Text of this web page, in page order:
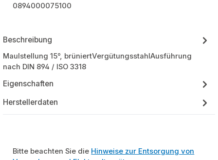
0894000075100
Beschreibung
Maulstellung 15°, brüniertVergütungsstahlAusführung
nach DIN 894 / ISO 3318
Eigenschaften
Herstellerdaten
Bitte beachten Sie die Hinweise zur Entsorgung von